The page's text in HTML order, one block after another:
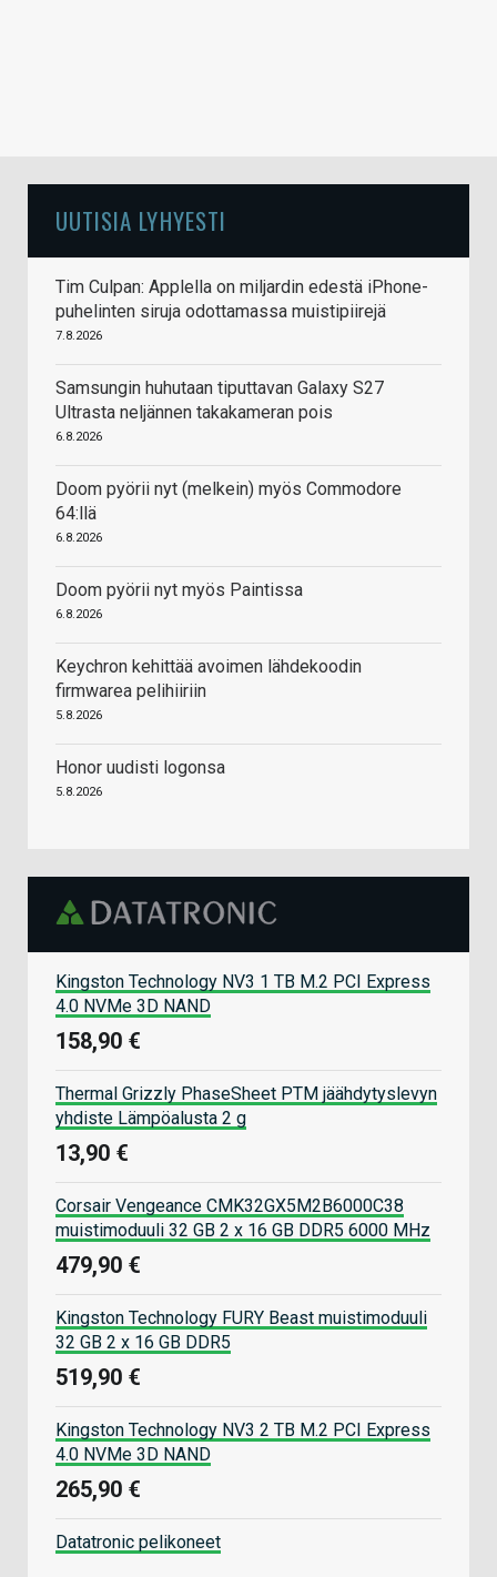
UUTISIA LYHYESTI
Tim Culpan: Applella on miljardin edestä iPhone-
puhelinten siruja odottamassa muistipiirejä
7.8.2026
Samsungin huhutaan tiputtavan Galaxy S27
Ultrasta neljännen takakameran pois
6.8.2026
Doom pyörii nyt (melkein) myös Commodore
64:llä
6.8.2026
Doom pyörii nyt myös Paintissa
6.8.2026
Keychron kehittää avoimen lähdekoodin
firmwarea pelihiiriin
5.8.2026
Honor uudisti logonsa
5.8.2026
Kingston Technology NV3 1 TB M.2 PCI Express
4.0 NVMe 3D NAND
158,90 €
Thermal Grizzly PhaseSheet PTM jäähdytyslevyn
yhdiste Lämpöalusta 2 g
13,90 €
Corsair Vengeance CMK32GX5M2B6000C38
muistimoduuli 32 GB 2 x 16 GB DDR5 6000 MHz
479,90 €
Kingston Technology FURY Beast muistimoduuli
32 GB 2 x 16 GB DDR5
519,90 €
Kingston Technology NV3 2 TB M.2 PCI Express
4.0 NVMe 3D NAND
265,90 €
Datatronic pelikoneet